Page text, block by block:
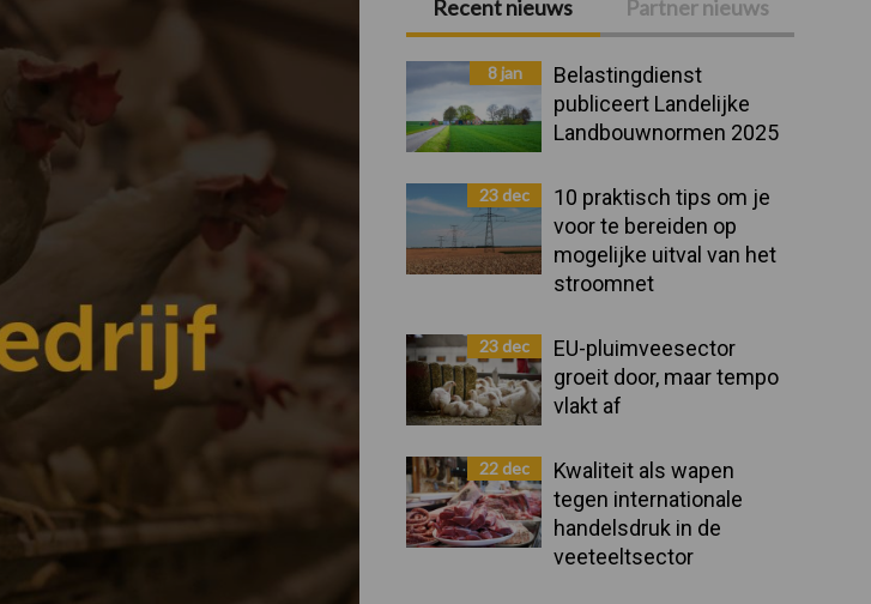
Primaire
Sidebar
Recent nieuws Partner nieuws
8 jan
Belastingdienst
publiceert Landelijke
Landbouwnormen 2025
23 dec
10 praktisch tips om je
voor te bereiden op
mogelijke uitval van het
stroomnet
23 dec
EU-pluimveesector
groeit door, maar tempo
vlakt af
22 dec
Kwaliteit als wapen
tegen internationale
handelsdruk in de
veeteeltsector